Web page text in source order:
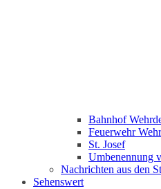
Bahnhof
Feuerwehr
St. Josef
Umbenennung
Nachrichten aus den
Sehenswert